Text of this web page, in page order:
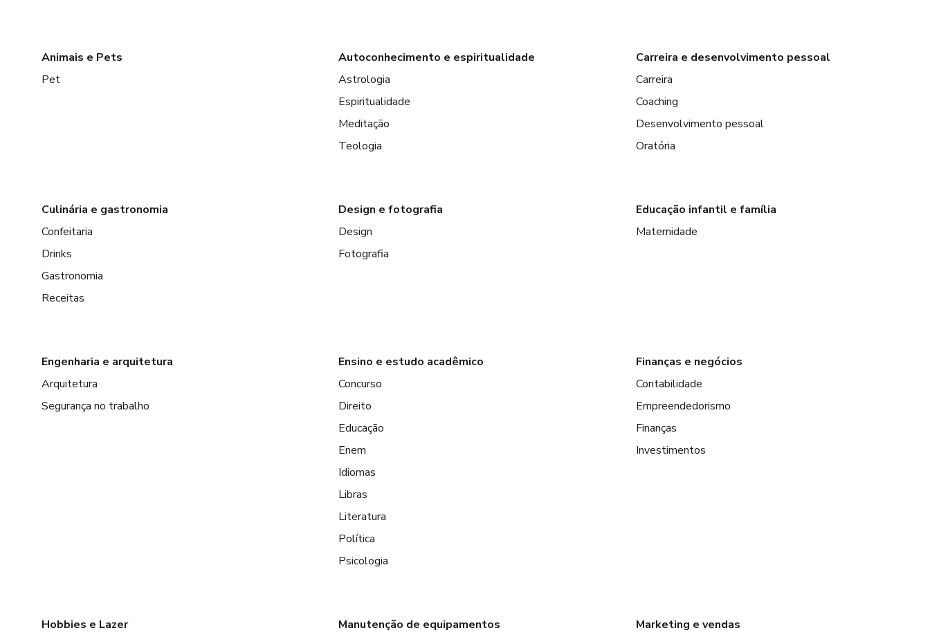
Animais e Pets
Pet
Autoconhecimento e espiritualidade
Astrologia
Espiritualidade
Meditação
Teologia
Carreira e desenvolvimento pessoal
Carreira
Coaching
Desenvolvimento pessoal
Oratória
Culinária e gastronomia
Confeitaria
Drinks
Gastronomia
Receitas
Design e fotografia
Design
Fotografia
Educação infantil e família
Maternidade
Engenharia e arquitetura
Arquitetura
Segurança no trabalho
Ensino e estudo acadêmico
Concurso
Direito
Educação
Enem
Idiomas
Libras
Literatura
Política
Psicologia
Finanças e negócios
Contabilidade
Empreendedorismo
Finanças
Investimentos
Hobbies e Lazer Manutenção de equipamentos Marketing e vendas